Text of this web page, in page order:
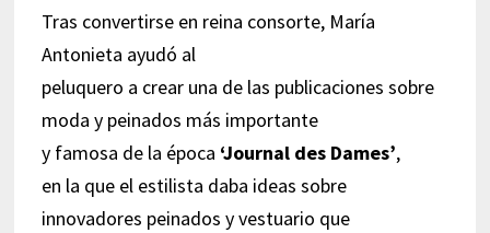
Tras convertirse en reina consorte, María
Antonieta ayudó al
peluquero a crear una de las publicaciones sobre
moda y peinados más importante
y famosa de la época ‘Journal des Dames’,
en la que el estilista daba ideas sobre
innovadores peinados y vestuario que